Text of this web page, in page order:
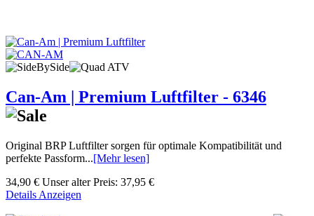
Can-Am | Premium Luftfilter - 6346
Original BRP Luftfilter sorgen für optimale Kompatibilität und
perfekte Passform...[Mehr lesen]
34,90 € Unser alter Preis: 37,95 €
Details Anzeigen